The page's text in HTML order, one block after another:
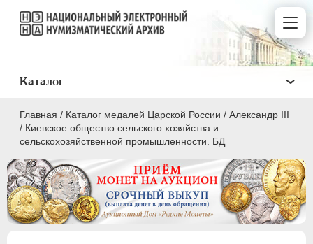
Главная / Каталог медалей Царской России / Александр III
/ Киевское общество сельского хозяйства и
сельскохозяйственной промышленности. БД
Каталог
ВСЕ
ПEТР I 1699-1725